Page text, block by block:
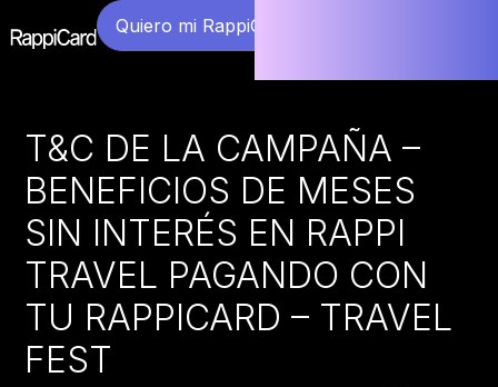
Quiero mi RappiCard
T&C DE LA CAMPAÑA –
BENEFICIOS DE MESES
SIN INTERÉS EN RAPPI
TRAVEL PAGANDO CON
TU RAPPICARD – TRAVEL
FEST